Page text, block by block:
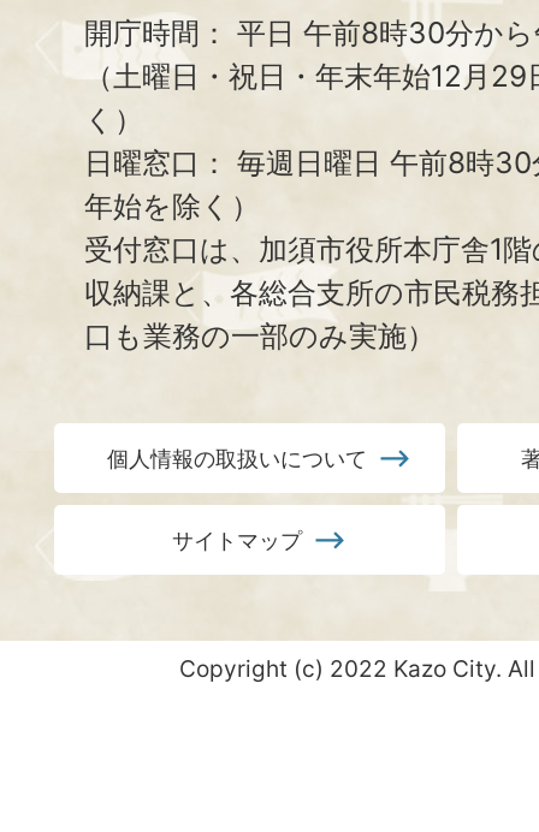
開庁時間： 平日 午前8時30分か
（土曜日・祝日・年末年始12月
く）
日曜窓口： 毎週日曜日 午前8時
年始を除く）
受付窓口は、加須市役所本庁舎1
収納課と、 各総合支所の市民税務
口も業務の一部のみ実施）
個人情報の取扱いについて
サイトマップ
Copyright (c) 2022 Kazo City.